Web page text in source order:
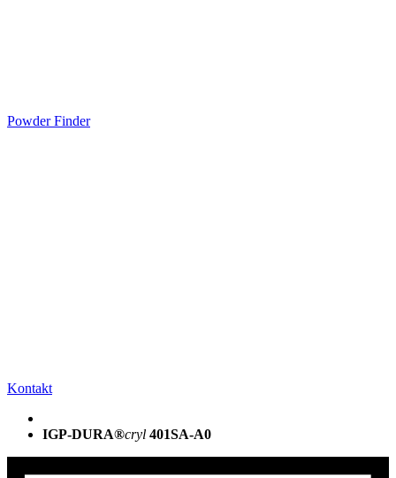
Powder Finder
Kontakt
IGP-DURA®cryl 401SA-A0